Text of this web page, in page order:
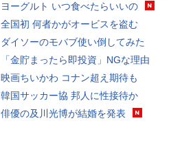
ヨーグルト いつ食べたらいいの
全国初 何者かがオービスを盗む
ダイソーのモバブ使い倒してみた
「金貯まったら即投資」NGな理由
映画ちいかわ コナン超え期待も
韓国サッカー協 邦人に性接待か
俳優の及川光博が結婚を発表